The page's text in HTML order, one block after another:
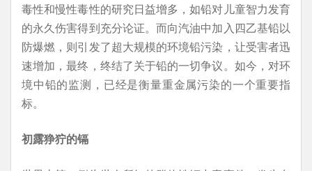
毒性和慢性毒性的研究日益增多，如铅对儿童智力发育
的永久伤害得到充分论证。而向汽油中加入四乙基铅以
防爆燃，则引发了超大规模的环境铅污染，让受害者迅
速增加，最终，终结了关于铅的一切争议。如今，对环
境中铅的监测，已经是衡量重金属污染的一个重要指
标。
初露狰狞的镉